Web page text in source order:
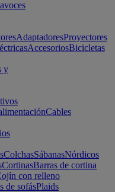
AdaptadoresProyectores
AccesoriosBicicletas
y
Cables
ColchasSábanasNórdicos
CortinasBarras de cortina
con relleno
de sofásPlaids